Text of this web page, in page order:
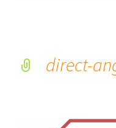
direct-